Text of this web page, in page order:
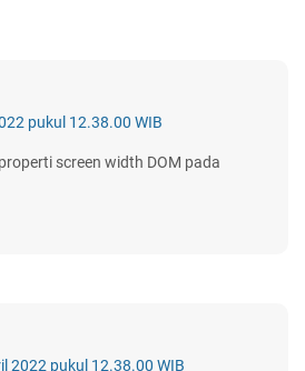
pukul 12.38.00 WIB
screen width DOM pada
2022 pukul 12.38.00 WIB